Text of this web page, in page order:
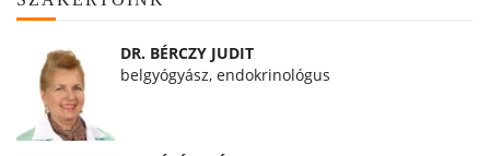
DR. BÉRCZY JUDIT
belgyógyász, endokrinológus